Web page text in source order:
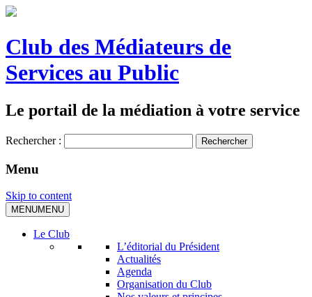
Club des Médiateurs de
Services au Public
Le portail de la médiation à votre service
Rechercher :
Menu
Skip to content
MENUMENU
Le Club
L’éditorial du Président
Actualités
Agenda
Organisation du Club